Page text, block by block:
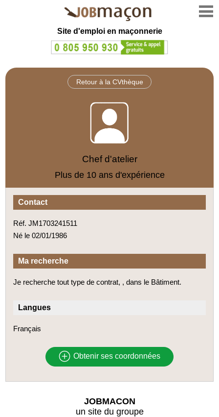
Site d'emploi en maçonnerie
Retour à la CVthèque
Chef d'atelier
Plus de 10 ans d'expérience
Contact
Réf. JM1703241511
Né le 02/01/1986
Ma recherche
Je recherche tout type de contrat, , dans le Bâtiment.
Langues
Français
Obtenir ses coordonnées
JOBMACON
un site du groupe